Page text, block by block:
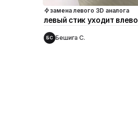
замена левого 3D аналога
левый стик уходит влево
БС Бешига С.